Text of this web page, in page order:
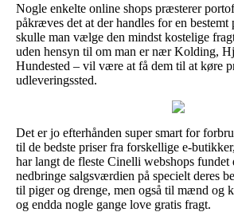
Nogle enkelte online shops præsterer
påkræves det at der handles for en
skulle man vælge den mindst kostelige
uden hensyn til om man er nær Kolding,
Hundested – vil være at få dem til at køre
udleveringssted.
Det er jo efterhånden super smart for
til de bedste priser fra forskellige e-
har langt de fleste Cinelli webshops fundet
nedbringe salgsværdien på specielt deres
til piger og drenge, men også til mænd og
og endda nogle gange love gratis fragt.